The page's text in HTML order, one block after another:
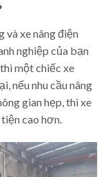
và xe nâng điện
nghiệp của bạn
một chiếc xe
nếu nhu cầu nâng
gian hẹp, thì xe
cao hơn.